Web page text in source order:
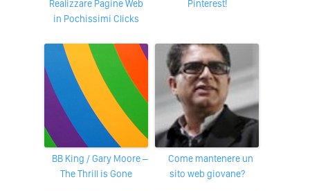
Realizzare Pagine Web
in Pochissimi Clicks
Pinterest!
BB King / Gary Moore –
The Thrill is Gone
Come mantenere un
sito web giovane?